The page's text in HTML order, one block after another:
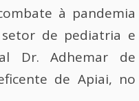
à pandemia
de pediatria e
Dr. Adhemar de
de Apiai, no